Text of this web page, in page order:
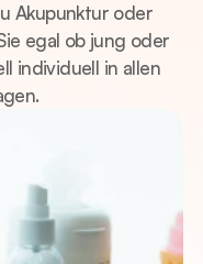
Akupunktur oder
egal ob jung oder
individuell in allen